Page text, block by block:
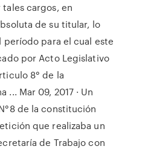
cargos, en
de su titular, lo
para el cual este
por Acto Legislativo
8° de la
Mar 09, 2017 · Un
de la constitución
que realizaba un
de Trabajo con